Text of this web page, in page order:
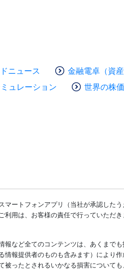
ニュース 金融電卓（資
ュレーション 世界の株
ートフォンアプリ（当社が承認した
用は、お客様の責任で行っていただき
など全てのコンテンツは、あくまで
報提供者のものも含みます）により
ったとされるいかなる損害について